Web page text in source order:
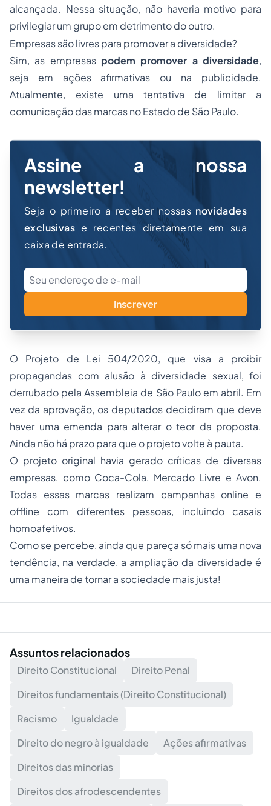
alcançada. Nessa situação, não haveria motivo para
privilegiar um grupo em detrimento do outro.
Empresas são livres para promover a diversidade?
Sim, as empresas podem promover a diversidade,
seja em ações afirmativas ou na publicidade.
Atualmente, existe uma tentativa de limitar a
comunicação das marcas no Estado de São Paulo.
Assine a nossa
newsletter!
Seja o primeiro a receber nossas novidades
exclusivas e recentes diretamente em sua
caixa de entrada.
Inscrever
O Projeto de Lei 504/2020, que visa a proibir
propagandas com alusão à diversidade sexual, foi
derrubado pela Assembleia de São Paulo em abril. Em
vez da aprovação, os deputados decidiram que deve
haver uma emenda para alterar o teor da proposta.
Ainda não há prazo para que o projeto volte à pauta.
O projeto original havia gerado críticas de diversas
empresas, como Coca-Cola, Mercado Livre e Avon.
Todas essas marcas realizam campanhas online e
offline com diferentes pessoas, incluindo casais
homoafetivos.
Como se percebe, ainda que pareça só mais uma nova
tendência, na verdade, a ampliação da diversidade é
uma maneira de tornar a sociedade mais justa!
Assuntos relacionados
Direito Constitucional
Direito Penal
Direitos fundamentais (Direito Constitucional)
Racismo
Igualdade
Direito do negro à igualdade
Ações afirmativas
Direitos das minorias
Direitos dos afrodescendentes